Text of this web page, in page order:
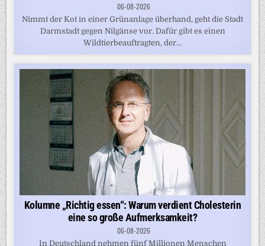
06-08-2026
Nimmt der Kot in einer Grünanlage überhand, geht die Stadt
Darmstadt gegen Nilgänse vor. Dafür gibt es einen
Wildtierbeauftragten, der...
Kolumne „Richtig essen“: Warum verdient Cholesterin
eine so große Aufmerksamkeit?
06-08-2026
In Deutschland nehmen fünf Millionen Menschen